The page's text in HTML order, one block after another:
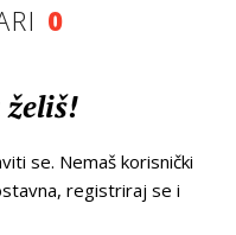
0
se. Nemaš korisnički
registriraj se i